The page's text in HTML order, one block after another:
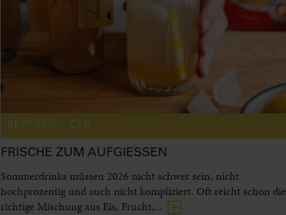
01.07.2026 0
FRISCHE ZUM AUFGIESSEN
Sommerdrinks müssen 2026 nicht schwer sein, nicht
hochprozentig und auch nicht kompliziert. Oft reicht schon die
richtige Mischung aus Eis, Frucht,...